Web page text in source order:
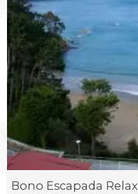
Bono Escapada